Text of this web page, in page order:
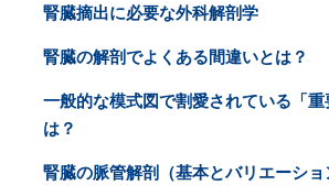
腎臓摘出に必要な外科解剖学
腎臓の解剖でよくある間違いとは？
一般的な模式図で割愛されている「重
は？
腎臓の脈管解剖（基本とバリエーショ